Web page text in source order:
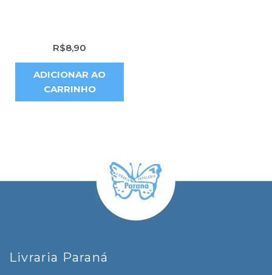
R$8,90
ADICIONAR AO
CARRINHO
Livraria Paraná